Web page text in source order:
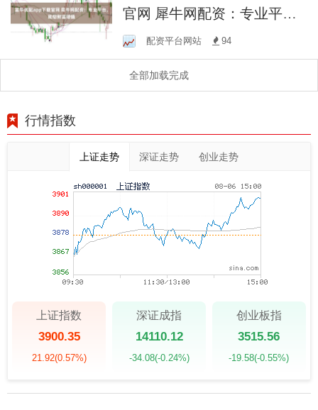
官网 犀牛网配资：专业平
台，助您财富增值
配资平台网站 94
全部加载完成
行情指数
上证走势 深证走势 创业走势
上证指数
3900.35
21.92(0.57%)
深证成指
14110.12
-34.08(-0.24%)
创业板指
3515.56
-19.58(-0.55%)